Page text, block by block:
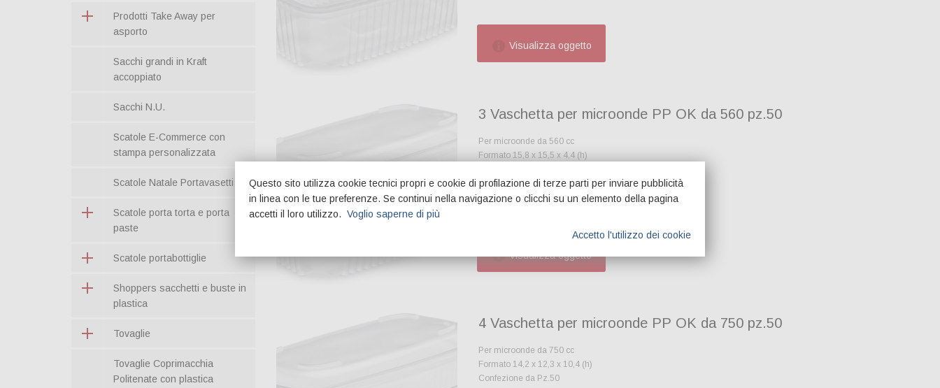
Visualizza oggetto
3 Vaschetta per microonde PP OK da 560 pz.50
Per microonde da 560 cc
Formato 15,8 x 15,5 x 4,4 (h)
€9,10 +IVA
Visualizza oggetto
4 Vaschetta per microonde PP OK da 750 pz.50
Per microonde da 750 cc
Formato 14,2 x 12,3 x 10,4 (h)
Confezione da Pz.50
Prodotti Take Away per
asporto
Sacchi grandi in Kraft
accoppiato
Sacchi N.U.
Scatole E-Commerce con
stampa personalizzata
Scatole Natale Portavasetti
Scatole porta torta e porta
paste
Scatole portabottiglie
Shoppers sacchetti e buste in
plastica
Tovaglie
Tovaglie Coprimacchia
Politenate con plastica
Questo sito utilizza cookie tecnici propri e cookie di profilazione di terze parti per inviare pubblicità
in linea con le tue preferenze. Se continui nella navigazione o clicchi su un elemento della pagina
accetti il loro utilizzo. Voglio saperne di più
Accetto l'utilizzo dei cookie